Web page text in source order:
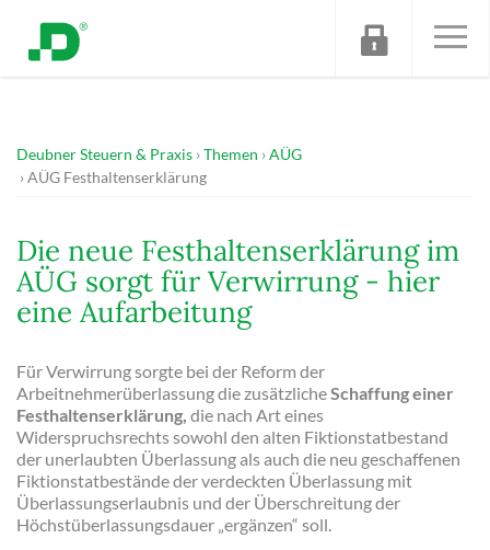
Deubner Steuern & Praxis Themen
AÜG
AÜG Festhaltenserklärung
Die neue Festhaltenserklärung im
AÜG sorgt für Verwirrung - hier
eine Aufarbeitung
Für Verwirrung sorgte bei der Reform der
Arbeitnehmerüberlassung die zusätzlicheSchaffung einer
Festhaltenserklärung, die nach Art eines
Widerspruchsrechts sowohl den alten Fiktionstatbestand
der unerlaubten Überlassung als auch die neu geschaffenen
Fiktionstatbestände der verdeckten Überlassung mit
Überlassungserlaubnis und der Überschreitung der
Höchstüberlassungsdauer „ergänzen“ soll.